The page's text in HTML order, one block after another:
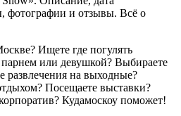
фотографии и отзывы. Всё о
Ищете где погулять
парнем или девушкой? Выбираете
развлечения на выходные?
Посещаете выставки?
Кудамоскоу поможет!